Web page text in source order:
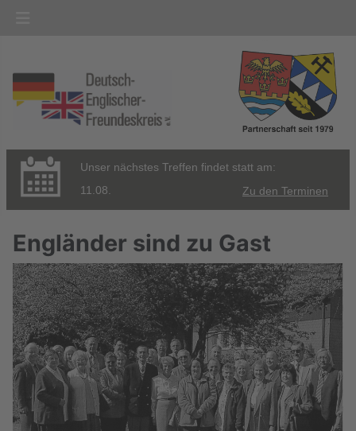
Unser nächstes Treffen findet statt am:
11.08.
Zu den Terminen
Engländer sind zu Gast